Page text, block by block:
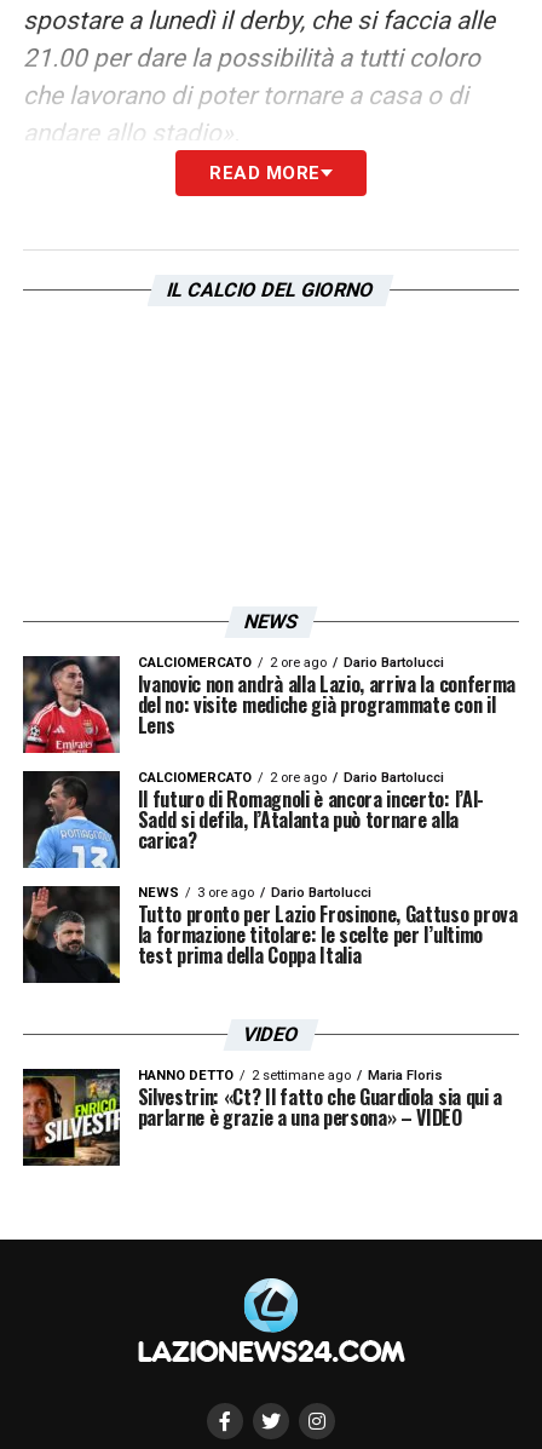
spostare a lunedì il derby, che si faccia alle
21.00 per dare la possibilità a tutti coloro
che lavorano di poter tornare a casa o di
andare allo stadio».
ORDINE PUBBLICO–«A Roma non
pensa di andare allo stadio per fare degli
questa candidatura è matura, ilComune di
Romaè pronto a fare la sua parte».
STADIO FLAMINIO–«Siamo super sereni: le
documentazioni presentate dalla
ho capito bene, sono complete e credo che
nei prossimi giorni ci sarà la conferenza dei
servizi. Poi saranno le diverse autorità
coinvolte a dire se lo stadio, dal punto di
vista tecnico, è compatibile o meno».
sulla gestione del derby, tra esigenze
televisive, ordine pubblico e rispetto dei
tifosi, con un’apertura chiara alla possibilità
di giocare
READ MORE
IL CALCIO DEL GIORNO
NEWS
CALCIOMERCATO 2 ore ago Dario Bartolucci
Ivanovic non andrà alla Lazio, arriva la conferma
del no: visite mediche già programmate con il
Lens
CALCIOMERCATO 2 ore ago Dario Bartolucci
Il futuro di Romagnoli è ancora incerto: l’Al-
Sadd si defila, l’Atalanta può tornare alla
carica?
NEWS 3 ore ago Dario Bartolucci
Tutto pronto per Lazio Frosinone, Gattuso prova
la formazione titolare: le scelte per l’ultimo
test prima della Coppa Italia
VIDEO
HANNO DETTO 2 settimane ago Maria Floris
Silvestrin: «Ct? Il fatto che Guardiola sia qui a
parlarne è grazie a una persona» – VIDEO